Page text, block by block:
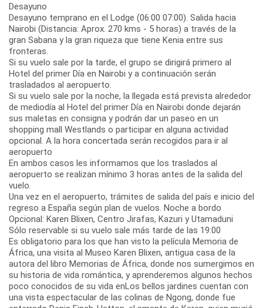
Desayuno
Desayuno temprano en el Lodge (06:00 07:00). Salida hacia
Nairobi (Distancia: Aprox. 270 kms - 5 horas) a través de la
gran Sabana y la gran riqueza que tiene Kenia entre sus
fronteras.
Si su vuelo sale por la tarde, el grupo se dirigirá primero al
Hotel del primer Día en Nairobi y a continuación serán
trasladados al aeropuerto.
Si su vuelo sale por la noche, la llegada está prevista alrededor
de mediodía al Hotel del primer Día en Nairobi donde dejarán
sus maletas en consigna y podrán dar un paseo en un
shopping mall Westlands o participar en alguna actividad
opcional. A la hora concertada serán recogidos para ir al
aeropuerto
En ambos casos les informamos que los traslados al
aeropuerto se realizan mínimo 3 horas antes de la salida del
vuelo.
Una vez en el aeropuerto, trámites de salida del país e inicio del
regreso a España según plan de vuelos. Noche a bordo
Opcional: Karen Blixen, Centro Jirafas, Kazuri y Utamaduni
Sólo reservable si su vuelo sale más tarde de las 19:00
Es obligatorio para los que han visto la película Memoria de
África, una visita al Museo Karen Blixen, antigua casa de la
autora del libro Memorias de África, donde nos sumergimos en
su historia de vida romántica, y aprenderemos algunos hechos
poco conocidos de su vida enLos bellos jardines cuentan con
una vista espectacular de las colinas de Ngong, donde fue